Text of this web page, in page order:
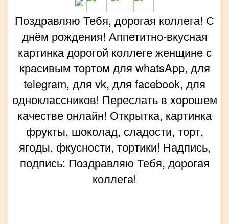
Поздравляю Тебя, дорогая коллега! С
днём рождения! Аппетитно-вкусная
картинка дорогой коллеге женщине с
красивым тортом для whatsApp, для
telegram, для vk, для facebook, для
одноклассников! Переслать в хорошем
качестве онлайн! Открытка, картинка
фрукты, шоколад, сладости, торт,
ягоды, фкусности, тортики! Надпись,
подпись: Поздравляю Тебя, дорогая
коллега!